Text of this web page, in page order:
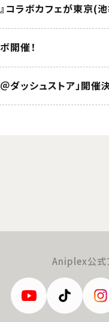
開催！
ダッシュストア」開催
Aniplex公式